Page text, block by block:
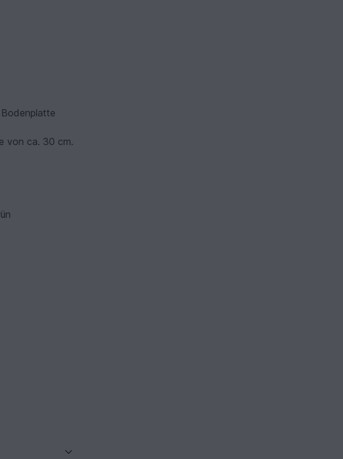
von ca. 30 cm.